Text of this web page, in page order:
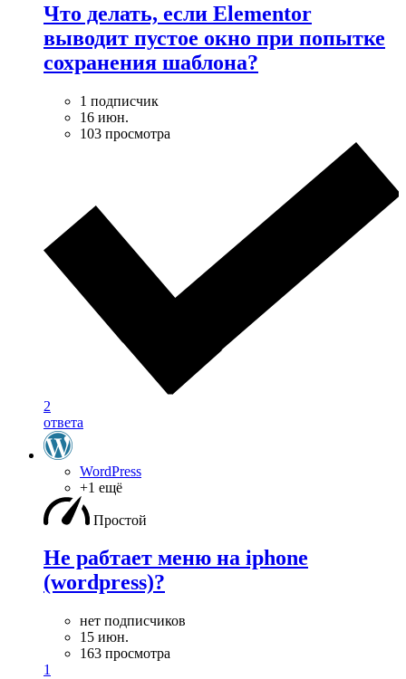
Что делать, если Elementor
выводит пустое окно при попытке
сохранения шаблона?
1 подписчик
16 июн.
103 просмотра
2
ответа
WordPress
+1 ещё
Простой
Не рабтает меню на iphone
(wordpress)?
нет подписчиков
15 июн.
163 просмотра
1